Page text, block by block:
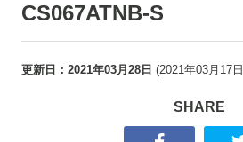
CS067ATNB-S
更新日： 2021年03月28日 (2021年03月17日
SHARE